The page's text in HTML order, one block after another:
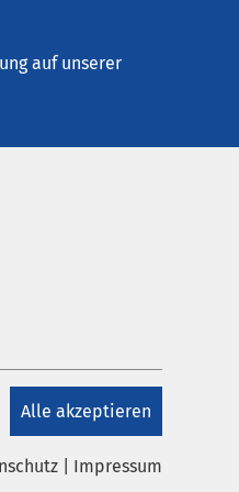
auf unserer
Alle akzeptieren
Impressum
20-1301
schreiben